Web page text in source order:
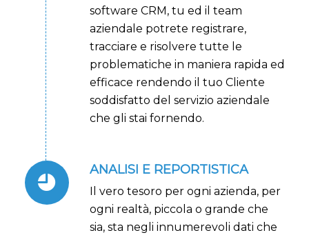
software CRM, tu ed il team
aziendale potrete registrare,
tracciare e risolvere tutte le
problematiche in maniera rapida ed
efficace rendendo il tuo Cliente
soddisfatto del servizio aziendale
che gli stai fornendo.
ANALISI E REPORTISTICA
Il vero tesoro per ogni azienda, per
ogni realtà, piccola o grande che
sia, sta negli innumerevoli dati che